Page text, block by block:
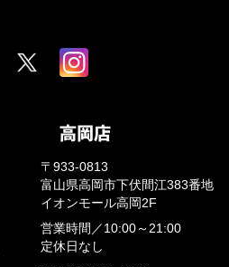
〒933-0813
富山県高岡市下伏間江383番地
イオンモール高岡2F
営業時間／ 10:00～21:00
定休日なし